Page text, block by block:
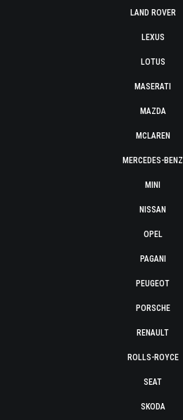
LAND ROVER
LEXUS
LOTUS
MASERATI
MAZDA
MCLAREN
MERCEDES-BENZ
MINI
NISSAN
OPEL
PAGANI
PEUGEOT
PORSCHE
RENAULT
ROLLS-ROYCE
SEAT
SKODA